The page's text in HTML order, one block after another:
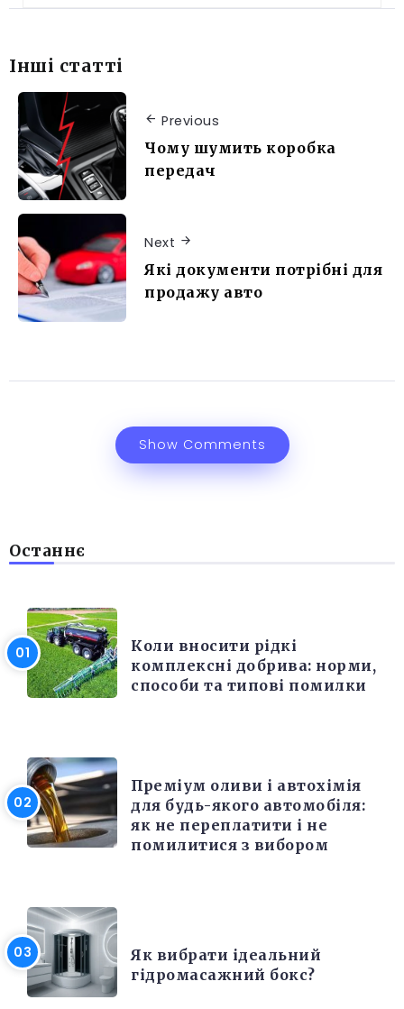
Інші статті
Previous
Чому шумить коробка
передач
Next
Які документи потрібні для
продажу авто
Show Comments
Останнє
Коли вносити рідкі
комплексні добрива: норми,
способи та типові помилки
Преміум оливи і автохімія
для будь-якого автомобіля:
як не переплатити і не
помилитися з вибором
Як вибрати ідеальний
гідромасажний бокс?